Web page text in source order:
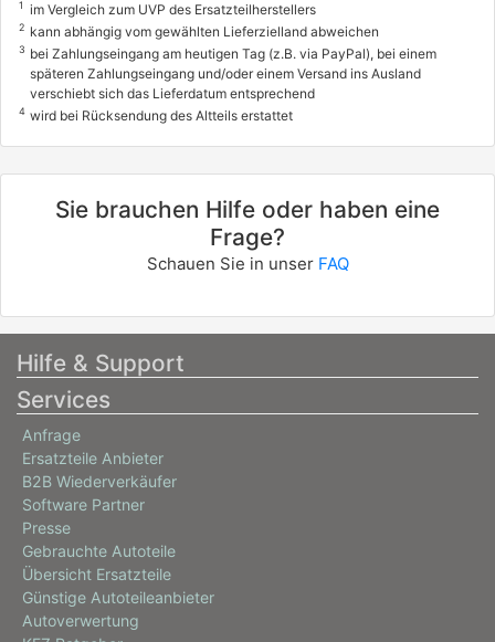
1 im Vergleich zum UVP des Ersatzteilherstellers
2 kann abhängig vom gewählten Lieferzielland abweichen
3 bei Zahlungseingang am heutigen Tag (z.B. via PayPal), bei einem
späteren Zahlungseingang und/oder einem Versand ins Ausland
verschiebt sich das Lieferdatum entsprechend
4 wird bei Rücksendung des Altteils erstattet
Sie brauchen Hilfe oder haben eine
Frage?
Schauen Sie in unser FAQ
Hilfe & Support
Services
Anfrage
Ersatzteile Anbieter
B2B Wiederverkäufer
Software Partner
Presse
Gebrauchte Autoteile
Übersicht Ersatzteile
Günstige Autoteileanbieter
Autoverwertung